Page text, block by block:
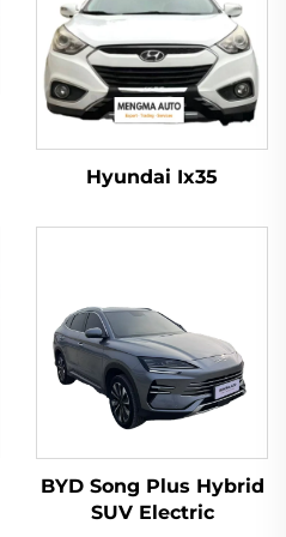
Hyundai Ix35
BYD Song Plus Hybrid
SUV Electric